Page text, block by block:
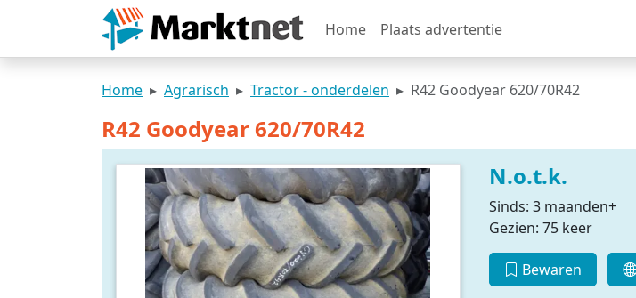
Home Plaats advertentie
Home Agrarisch Tractor - onderdelen R42 Goodyear 620/70R42
R42 Goodyear 620/70R42
N.o.t.k.
Sinds: 3 maanden+
Gezien: 75 keer
Bewaren